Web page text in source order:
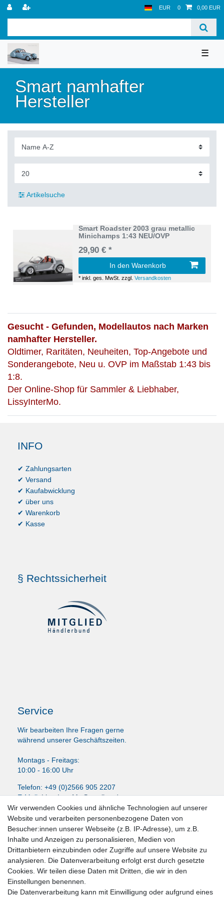
EUR 0 0,00 EUR
☰
Smart namhafter
Hersteller
Artikelsuche
Smart Roadster 2003 grau metallic
Minichamps 1:43 NEU/OVP
29,90 € *
In den Warenkorb
*inkl. ges. MwSt. zzgl.Versandkosten
Gesucht - Gefunden, Modellautos nach Marken
namhafter Hersteller.
Oldtimer, Raritäten, Neuheiten, Top-Angebote und
Sonderangebote, Neu u. OVP im Maßstab 1:43 bis
1:8.
Der Online-Shop für Sammler & Liebhaber,
LissyInterMo.
INFO
✔ Zahlungsarten
✔ Versand
✔ Kaufabwicklung
✔ über uns
✔ Warenkorb
✔ Kasse
§ Rechtssicherheit
Service
Wir bearbeiten Ihre Fragen gerne
während unserer Geschäftszeiten.
Montags - Freitags:
10:00 - 16:00 Uhr
Telefon: +49 (0)2566 905 2207
E-Mail:LissyInterMo@t-online.de
News-Letter abonieren
VORNAME NACHNAME
E-MAIL **
Newsletter
Wir verwenden Cookies und ähnliche Technologien auf unserer
Website und verarbeiten personenbezogene Daten von
Besucher:innen unserer Webseite (z.B. IP-Adresse), um z.B.
Inhalte und Anzeigen zu personalisieren, Medien von
Drittanbietern einzubinden oder Zugriffe auf unsere Website zu
analysieren. Die Datenverarbeitung erfolgt erst durch gesetzte
Cookies. Wir teilen diese Daten mit Dritten, die wir in den
Einstellungen benennen.
Die Datenverarbeitung kann mit Einwilligung oder aufgrund eines